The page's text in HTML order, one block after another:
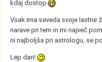
kdaj dostop
.
Vsak ima seveda svoje lastne
narave pri tem in mi največ
ni najboljša pri astrologu, se
Lep dan!